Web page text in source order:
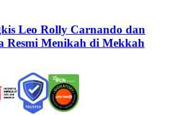
Leo Rolly Carnando dan
Resmi Menikah di Mekkah